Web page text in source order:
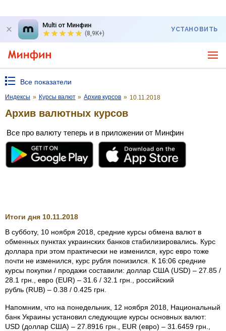
Multi от Минфин
(8,9K+)
УСТАНОВИТЬ
Все показатели
Индексы » Курсы валют » Архив курсов » 10.11.2018
Архив валютных курсов
Все про валюту теперь и в приложении от Минфин
Итоги дня 10.11.2018
В субботу, 10 ноября 2018, средние курсы обмена валют в
обменных пунктах украинских банков стабилизировались. Курс
доллара при этом практически не изменился, курс евро тоже
почти не изменился, курс рубля понизился. К 16:06 средние
курсы покупки / продажи составили: доллар США (USD) – 27.85 /
28.1 грн., евро (EUR) – 31.6 / 32.1 грн., российский
рубль (RUB) – 0.38 / 0.425 грн.
Напомним, что на понедельник, 12 ноября 2018, Национальный
банк Украины установил следующие курсы основных валют:
USD (доллар США) – 27.8916 грн., EUR (евро) – 31.6459 грн.,